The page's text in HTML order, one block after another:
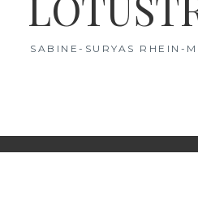
SABINE-SURYAS RHEIN-